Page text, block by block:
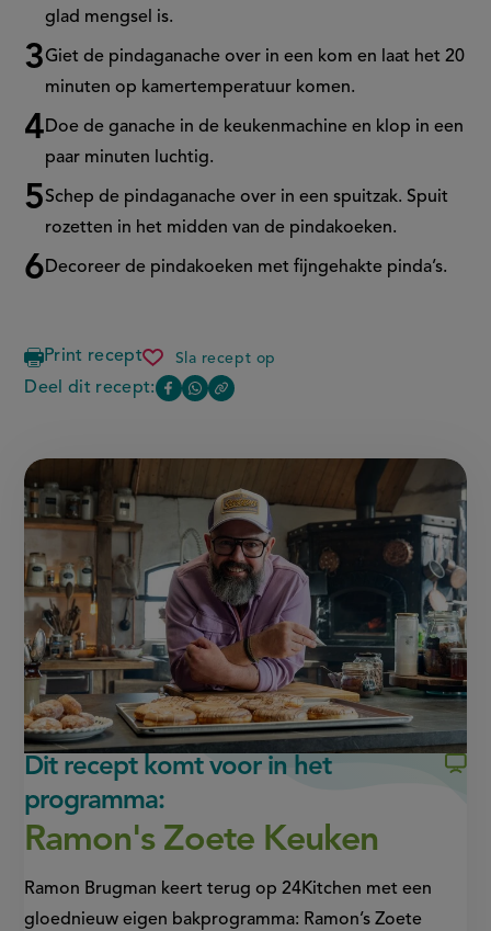
glad mengsel is.
Giet de pindaganache over in een kom en laat het 20
minuten op kamertemperatuur komen.
Doe deganache in de keukenmachine en klop in een
paar minuten luchtig.
Schep de pindaganache over in een spuitzak. Spuit
rozetten in het midden van de pindakoeken.
Decoreer de pindakoeken met fijngehakte pinda’s.
Print recept Sla recept op
chocolade
pindakoeken
met
Deel dit recept:
Deel
pagina
op
Facebook
(opent
in
nieuw
venster,
externe
link)
Deel
pagina
op
WhatsApp
(opent
in
nieuw
venster,
externe
link)
Copy
of
page
Dit recept komt voor in het
programma:
Ramon's Zoete Keuken
Ramon Brugman keert terug op 24Kitchen met een
gloednieuw eigen bakprogramma: Ramon’s Zoete